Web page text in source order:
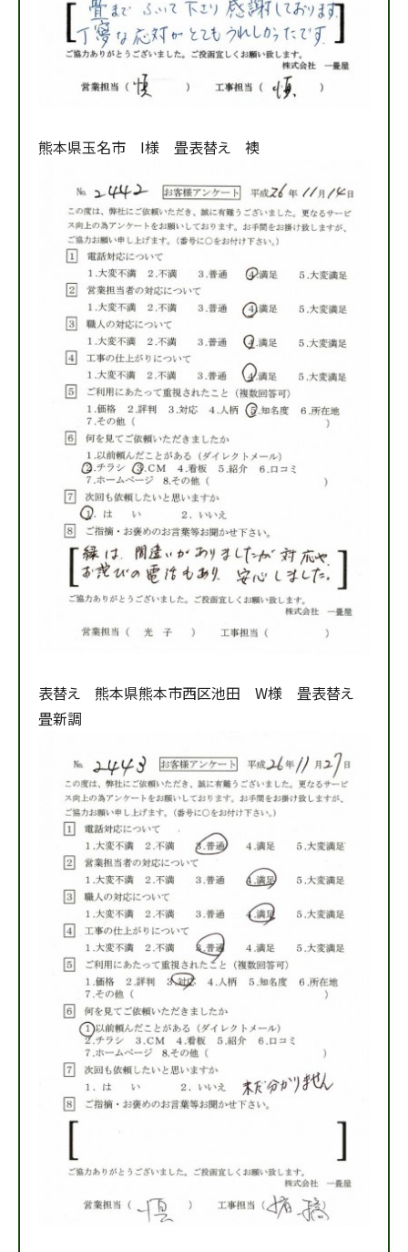
熊本県玉名市 I様 畳表替え 襖
表替え 熊本県熊本市西区池田 W様 畳表替え
畳新調